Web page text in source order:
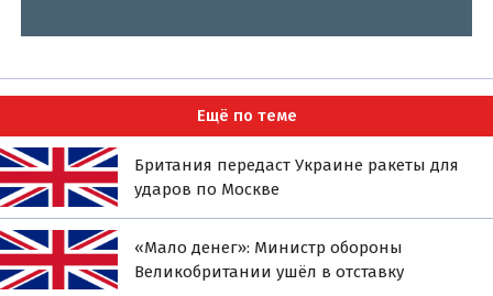
Ещё по теме
Британия передаст Украине ракеты для
ударов по Москве
«Мало денег»: Министр обороны
Великобритании ушёл в отставку